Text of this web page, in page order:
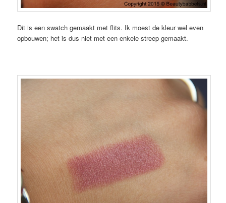
Dit is een swatch gemaakt met flits. Ik moest de kleur wel even
opbouwen; het is dus niet met een enkele streep gemaakt.